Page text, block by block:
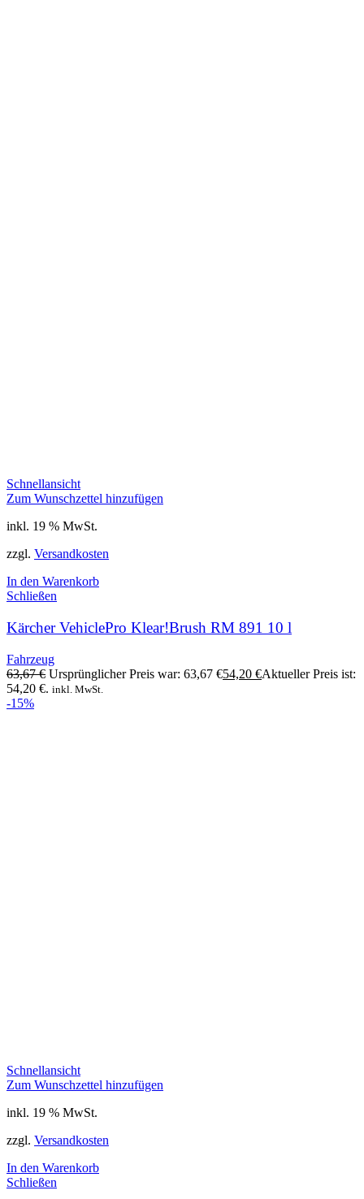
Schnellansicht
Zum Wunschzettel hinzufügen
inkl. 19 % MwSt.
zzgl. Versandkosten
In den Warenkorb
Schließen
Kärcher VehiclePro Klear!Brush RM 891 10 l
Fahrzeug
63,67€ Ursprünglicher Preis war: 63,67 €54,20 €Aktueller Preis ist:
54,20 €. inkl. MwSt.
-15%
Schnellansicht
Zum Wunschzettel hinzufügen
inkl. 19 % MwSt.
zzgl. Versandkosten
In den Warenkorb
Schließen